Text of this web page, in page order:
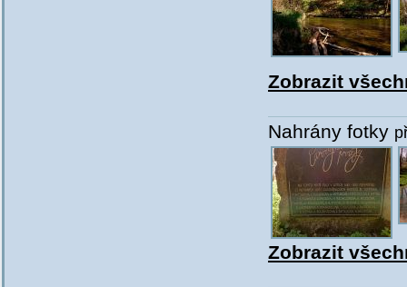
Zobrazit
Nahrány fotky
Zobrazit